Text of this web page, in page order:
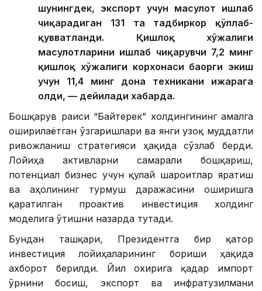
шунингдек, экспорт учун маҳсулот ишлаб
чиқарадиган 131 та тадбиркор қўллаб-
қувватланди. Қишлоқ хўжалиги
маҳсулотларини ишлаб чиқарувчи 7,2 минг
қишлоқ хўжалиги корхонаси баҳорги экиш
учун 11,4 минг дона техникани ижарага
олди, — дейилади хабарда.
Бошқарув раиси “Байтерек” холдингининг амалга
оширилаётган ўзгаришлари ва янги узоқ муддатли
ривожланиш стратегияси ҳақида сўзлаб берди.
Лойиҳа активларни самарали бошқариш,
потенциал бизнес учун қулай шароитлар яратиш
ва аҳолининг турмуш даражасини оширишга
қаратилган проактив инвестиция холдинг
моделига ўтишни назарда тутади.
Бундан ташқари, Президентга бир қатор
инвестиция лойиҳаларининг бориши ҳақида
ахборот берилди. Йил охирига қадар импорт
ўрнини босиш, экспорт ва инфратузилмани